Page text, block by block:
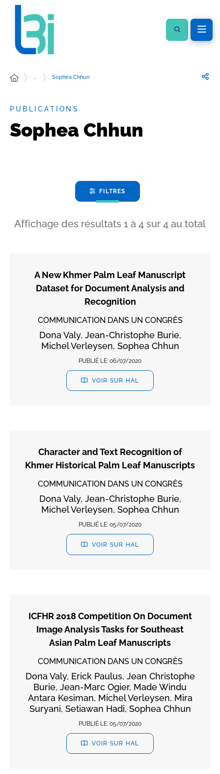
… Sophea Chhun
PUBLICATIONS
Sophea Chhun
FILTRES
Affichage des résultats 1 à 4 sur 4 au total
A New Khmer Palm Leaf Manuscript
Dataset for Document Analysis and
Recognition
COMMUNICATION DANS UN CONGRÈS
Dona Valy, Jean-Christophe Burie,
Michel Verleysen, Sophea Chhun
PUBLIÉ LE: 06/07/2020
VOIR SUR HAL
Character and Text Recognition of
Khmer Historical Palm Leaf Manuscripts
COMMUNICATION DANS UN CONGRÈS
Dona Valy, Jean-Christophe Burie,
Michel Verleysen, Sophea Chhun
PUBLIÉ LE: 05/07/2020
VOIR SUR HAL
ICFHR 2018 Competition On Document
Image Analysis Tasks for Southeast
Asian Palm Leaf Manuscripts
COMMUNICATION DANS UN CONGRÈS
Dona Valy, Erick Paulus, Jean Christophe
Burie, Jean-Marc Ogier, Made Windu
Antara Kesiman, Michel Verleysen, Mira
Suryani, Setiawan Hadi, Sophea Chhun
PUBLIÉ LE: 05/07/2020
VOIR SUR HAL